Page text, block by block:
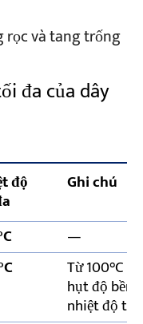
rọc và tang trống
đa của dây
độ Ghi chú
—
Từ 100°C
hụt độ bền
nhiệt độ